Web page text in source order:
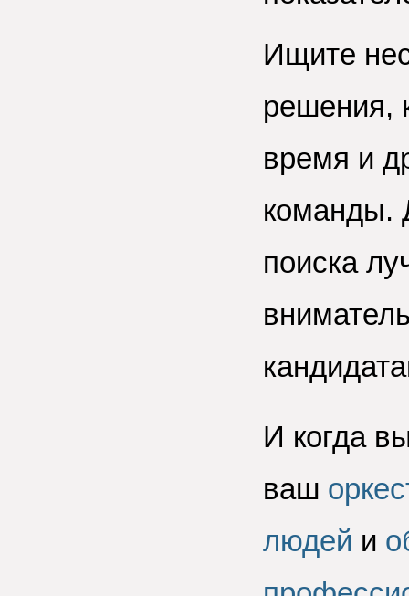
Ищите
решения,
время и
команды.
поиска
И когда
ваш
людей и